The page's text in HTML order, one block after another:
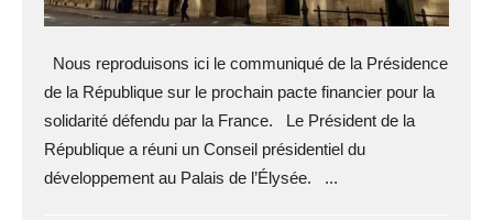
Nous reproduisons ici le communiqué de la Présidence
de la République sur le prochain pacte financier pour la
solidarité défendu par la France. Le Président de la
République a réuni un Conseil présidentiel du
développement au Palais de l’Élysée. ...